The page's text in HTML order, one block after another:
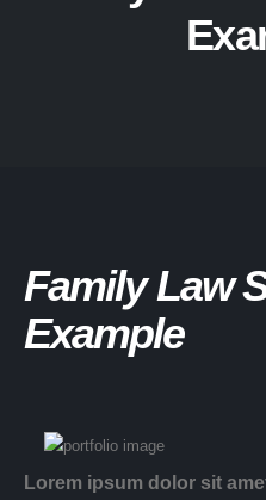
Family Law
Example
Lorem ipsum dolor sit